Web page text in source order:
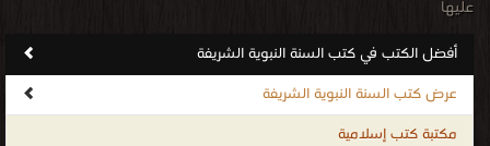
عليها
الإنسان،
قال
تعالى
أفضل الكتب في كتب السنة النبوية الشريفة
عرض كتب السنة النبوية الشريفة
مكتبة كتب إسلامية